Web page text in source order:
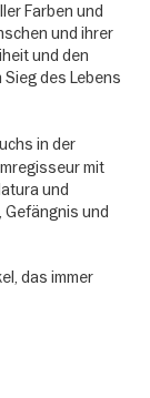
Farben und
und ihrer
und den
des Lebens
in der
mit
und
Gefängnis und
das immer